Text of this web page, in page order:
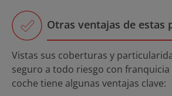
Otras ventajas de estas
Vistas sus coberturas y
seguro a todo riesgo con
coche tiene algunas ventajas clave: